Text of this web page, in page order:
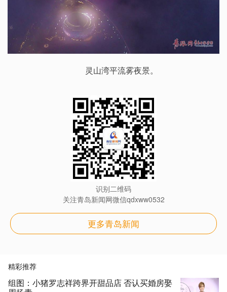
灵山湾平流雾夜景。
识别二维码
关注青岛新闻网微信qdxww0532
更多青岛新闻
精彩推荐
组图：小猪罗志祥跨界开甜品店 否认买婚房娶